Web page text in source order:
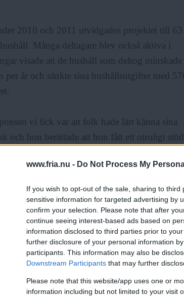
www.fria.nu - Do Not Process My
If you wish to opt-out of the sale, sharing to
sensitive information for targeted advertising by
confirm your selection. Please note that after
continue seeing interest-based ads based on
information disclosed to third parties prior to
further disclosure of your personal information
participants. This information may also be
Downstream Participants that may further
Please note that this website/app uses one or
information including but not limited to your visit
2010 och 2011 utvidgades projektet till 63
Många deltagare blev också aktiva i
visade att de hushåll som deltog minskade
år och sänkte sina hushållsutgifter med
vi fick var att folk hade lärt känna sina
och hon berättade att hon fått ett otroligt stöd
henne och lagade mat till henne.
sina uppvärmningssystem genom att läsa
många gånger fick även deltagare som
hållbarhetsarbete.
ANNONS
upptäckte många att de gick längre än
Mary Popham.